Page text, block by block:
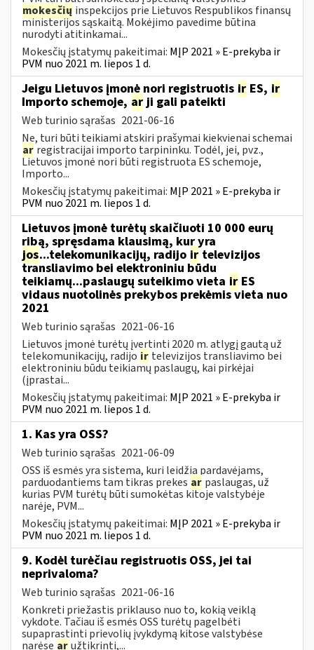
mokesčių inspekcijos prie Lietuvos Respublikos finansų
ministerijos sąskaitą. Mokėjimo pavedime būtina
nurodyti atitinkamai...
Mokesčių įstatymų pakeitimai: MĮP 2021 » E-prekyba ir
PVM nuo 2021 m. liepos 1 d.
Jeigu Lietuvos įmonė nori registruotis ir ES, ir
Importo schemoje, arji gali pateikti
Web turinio sąrašas 2021-06-16
Ne, turi būti teikiami atskiri prašymai kiekvienai schemai
ar registracijai importo tarpininku. Todėl, jei, pvz.,
Lietuvos įmonė nori būti registruota ES schemoje,
Importo...
Mokesčių įstatymų pakeitimai: MĮP 2021 » E-prekyba ir
PVM nuo 2021 m. liepos 1 d.
Lietuvos įmonė turėtų skaičiuoti 10 000 eurų
ribą, spręsdama klausimą, kur yra
jos...telekomunikacijų, radijo ir televizijos
transliavimo bei elektroniniu būdu
teikiamų...paslaugų suteikimo vieta ir ES
vidaus nuotolinės prekybos prekėmis vieta nuo
2021
Web turinio sąrašas 2021-06-16
Lietuvos įmonė turėtų įvertinti 2020 m. atlygį gautą už
telekomunikacijų, radijo ir televizijos transliavimo bei
elektroniniu būdu teikiamų paslaugų, kai pirkėjai
(įprastai...
Mokesčių įstatymų pakeitimai: MĮP 2021 » E-prekyba ir
PVM nuo 2021 m. liepos 1 d.
1. Kas yra OSS?
Web turinio sąrašas 2021-06-09
OSS iš esmės yra sistema, kuri leidžia pardavėjams,
parduodantiems tam tikras prekes ar paslaugas, už
kurias PVM turėtų būti sumokėtas kitoje valstybėje
narėje, PVM...
Mokesčių įstatymų pakeitimai: MĮP 2021 » E-prekyba ir
PVM nuo 2021 m. liepos 1 d.
9. Kodėl turėčiau registruotis OSS, jei tai
neprivaloma?
Web turinio sąrašas 2021-06-16
Konkreti priežastis priklauso nuo to, kokią veiklą
vykdote. Tačiau iš esmės OSS turėtų pagelbėti
supaprastinti prievolių įvykdymą kitose valstybėse
narėse aružtikrinti,...